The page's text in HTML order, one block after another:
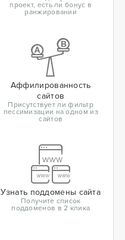
проект, есть ли бонус в
ранжировании
Аффилированность
сайтов
Присутствует ли фильтр
пессимизации на одном из
сайтов
Узнать поддомены сайта
Получите список
поддоменов в 2 клика